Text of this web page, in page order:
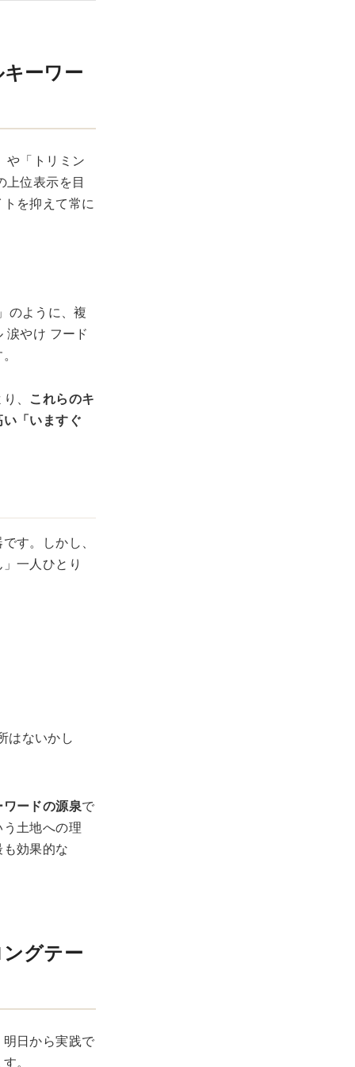
ーワー
や「トリミン
上位表示を目
を抑えて常に
のように、複
涙やけ フード
、 これらのキ
「いますぐ
す。しかし、
一人ひとり
はないかし
ードの源泉で
土地への理
効果的な
グテー
日から実践で
。